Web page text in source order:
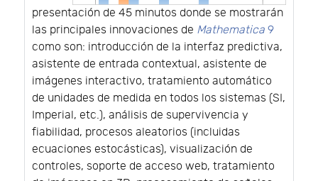
presentación de 45 minutos donde se mostrarán
las principales innovaciones de Mathematica 9
como son: introducción de la interfaz predictiva,
asistente de entrada contextual, asistente de
imágenes interactivo, tratamiento automático
de unidades de medida en todos los sistemas (SI,
Imperial, etc.), análisis de supervivencia y
fiabilidad, procesos aleatorios (incluidas
ecuaciones estocásticas), visualización de
controles, soporte de acceso web, tratamiento